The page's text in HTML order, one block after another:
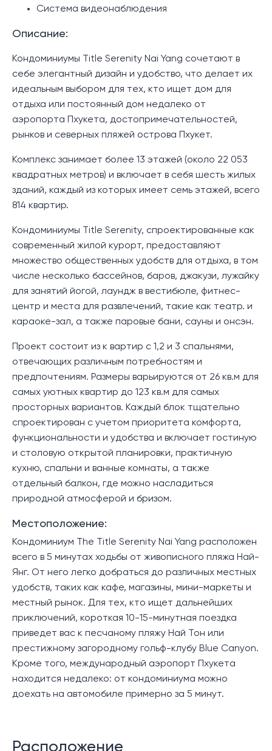
Система видеонаблюдения
Описание:
Кондоминиумы Title Serenity Nai Yang сочетают в
себе элегантный дизайн и удобство, что делает их
идеальным выбором для тех, кто ищет дом для
отдыха или постоянный дом недалеко от
аэропорта Пхукета, достопримечательностей,
рынков и северных пляжей острова Пхукет.
Комплекс занимает более 13 этажей (около 22 053
квадратных метров) и включает в себя шесть жилых
зданий, каждый из которых имеет семь этажей, всего
814 квартир.
Кондоминиумы Title Serenity, спроектированные как
современный жилой курорт, предоставляют
множество общественных удобств для отдыха, в том
числе несколько бассейнов, баров, джакузи, лужайку
для занятий йогой, лаундж в вестибюле, фитнес-
центр и места для развлечений, такие как театр. и
караоке-зал, а также паровые бани, сауны и онсэн.
Проект состоит из к вартир с 1,2 и 3 спальнями,
отвечающих различным потребностям и
предпочтениям. Размеры варьируются от 26 кв.м для
самых уютных квартир до 123 кв.м для самых
просторных вариантов. Каждый блок тщательно
спроектирован с учетом приоритета комфорта,
функциональности и удобства и включает гостиную
и столовую открытой планировки, практичную
кухню, спальни и ванные комнаты, а также
отдельный балкон, где можно насладиться
природной атмосферой и бризом.
Местоположение:
Кондоминиум The Title Serenity Nai Yang расположен
всего в 5 минутах ходьбы от живописного пляжа Най-
Янг. От него легко добраться до различных местных
удобств, таких как кафе, магазины, мини-маркеты и
местный рынок. Для тех, кто ищет дальнейших
приключений, короткая 10-15-минутная поездка
приведет вас к песчаному пляжу Най Тон или
престижному загородному гольф-клубу Blue Canyon.
Кроме того, международный аэропорт Пхукета
находится недалеко: от кондоминиума можно
доехать на автомобиле примерно за 5 минут.
Расположение